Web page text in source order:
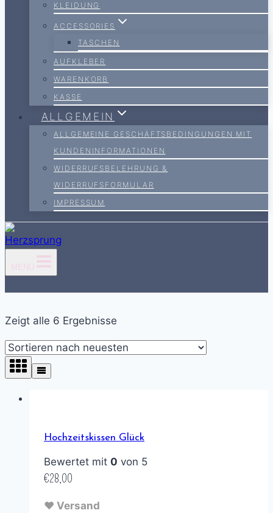
KLEIDUNG
ACCESSORIES
TASCHEN
AUFKLEBER
WARENKORB
KASSE
ALLGEMEIN
ALLGEMEINE GESCHÄFTSBEDINGUNGEN MIT
KUNDENINFORMATIONEN
WIDERRUFSBELEHRUNG &
WIDERRUFSFORMULAR
IMPRESSUM
MENÜ
Zeigt alle 6 Ergebnisse
Hochzeitskissen Glück
Bewertet mit 0 von 5
€28,00
♥ Versand